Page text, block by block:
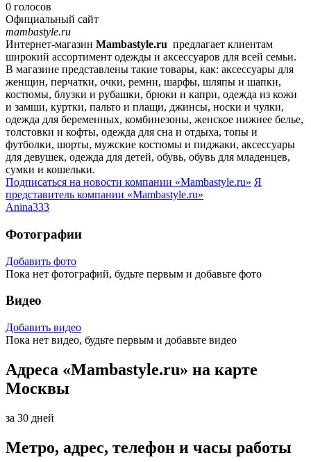
0 голосов
Официальный сайт
mambastyle.ru
Интернет-магазин Mambastyle.ru предлагает клиентам
широкий ассортимент одежды и аксессуаров для всей семьи.
В магазине представлены такие товары, как: аксессуары для
женщин, перчатки, очки, ремни, шарфы, шляпы и шапки,
костюмы, блузки и рубашки, брюки и капри, одежда из кожи
и замши, куртки, пальто и плащи, джинсы, носки и чулки,
одежда для беременных, комбинезоны, женское нижнее белье,
толстовки и кофты, одежда для сна и отдыха, топы и
футболки, шорты, мужские костюмы и пиджаки, аксессуары
для девушек, одежда для детей, обувь, обувь для младенцев,
сумки и кошельки.
Подписаться на новости компании «Mambastyle.ru» Я
представитель компании «Mambastyle.ru»
Anina333
Фотографии
Добавить фото
Пока нет фотографий, будьте первым и добавьте фото
Видео
Добавить видео
Пока нет видео, будьте первым и добавьте видео
Адреса «Mambastyle.ru» на карте
Москвы
за 30 дней
Метро, адрес, телефон и часы работы